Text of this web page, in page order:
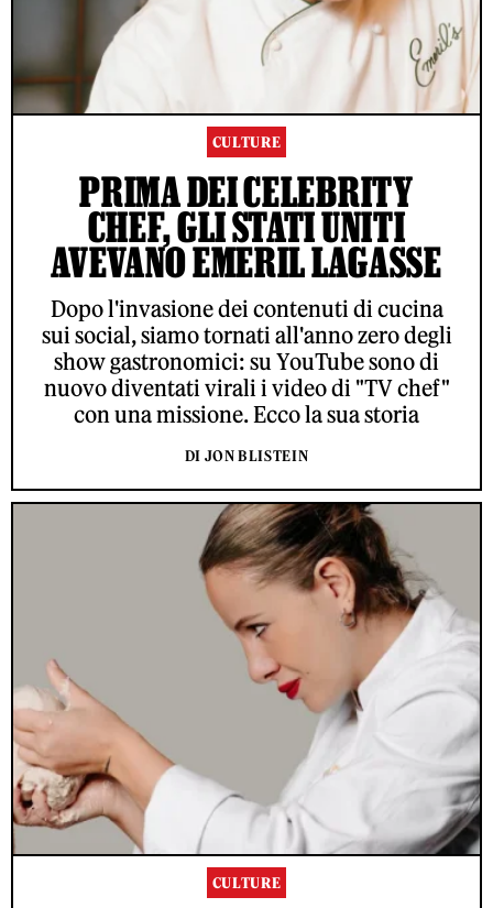
CULTURE
PRIMA DEI CELEBRITY
CHEF, GLI STATI UNITI
AVEVANO EMERIL LAGASSE
Dopo l'invasione dei contenuti di cucina
sui social, siamo tornati all'anno zero degli
show gastronomici: su YouTube sono di
nuovo diventati virali i video di "TV chef"
con una missione. Ecco la sua storia
DI JON BLISTEIN
CULTURE